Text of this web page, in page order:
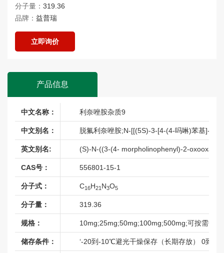
麦考酚杂质
美托洛尔杂质
奈莫雷生杂质
帕拉米韦杂质
普拉洛芬杂质
普瑞玛尼杂质
曲唑酮杂质
屈他维林杂质
瑞巴派特杂质
瑞博西利杂质
沙丁胺醇杂质
沙美特罗杂质
分子量： 319.36
品牌： 益普瑞
立即询价
产品信息
中文名称： 利奈唑胺杂质9
中文别名： 脱氟利奈唑胺;N-[[(5S)-3-[4-(4-吗啉)苯基]-2-
英文别名: (S)-N-((3-(4- morpholinophenyl)-2-
CAS号： 556801-15-1
分子式： C16H21 N3O5
分子量： 319.36
规格： 10mg;25mg;50mg;100mg;500mg;可按需分装
储存条件： ‘-20到-10℃避光干燥保存（长期存放） 0到